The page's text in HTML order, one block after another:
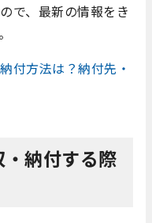
で、最新の情報をき
付方法は？納付先・
納付する際